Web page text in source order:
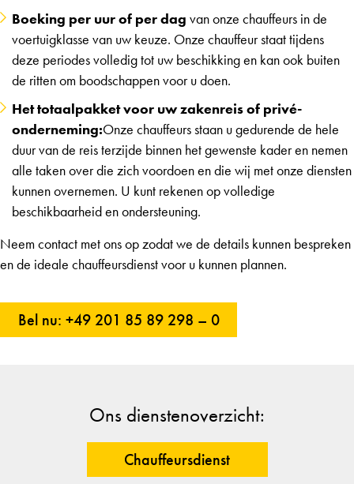
Boeking per uur of per dag van onze chauffeurs in de
voertuigklasse van uw keuze. Onze chauffeur staat tijdens
deze periodes volledig tot uw beschikking en kan ook buiten
de ritten om boodschappen voor u doen.
Het totaalpakket voor uw zakenreis of privé-
onderneming:Onze chauffeurs staan u gedurende de hele
duur van de reis terzijde binnen het gewenste kader en nemen
alle taken over die zich voordoen en die wij met onze diensten
kunnen overnemen. U kunt rekenen op volledige
beschikbaarheid en ondersteuning.
Neem contact met ons op zodat we de details kunnen bespreken
en de ideale chauffeursdienst voor u kunnen plannen.
Bel nu: +49 201 85 89 298 – 0
Ons dienstenoverzicht:
Chauffeursdienst